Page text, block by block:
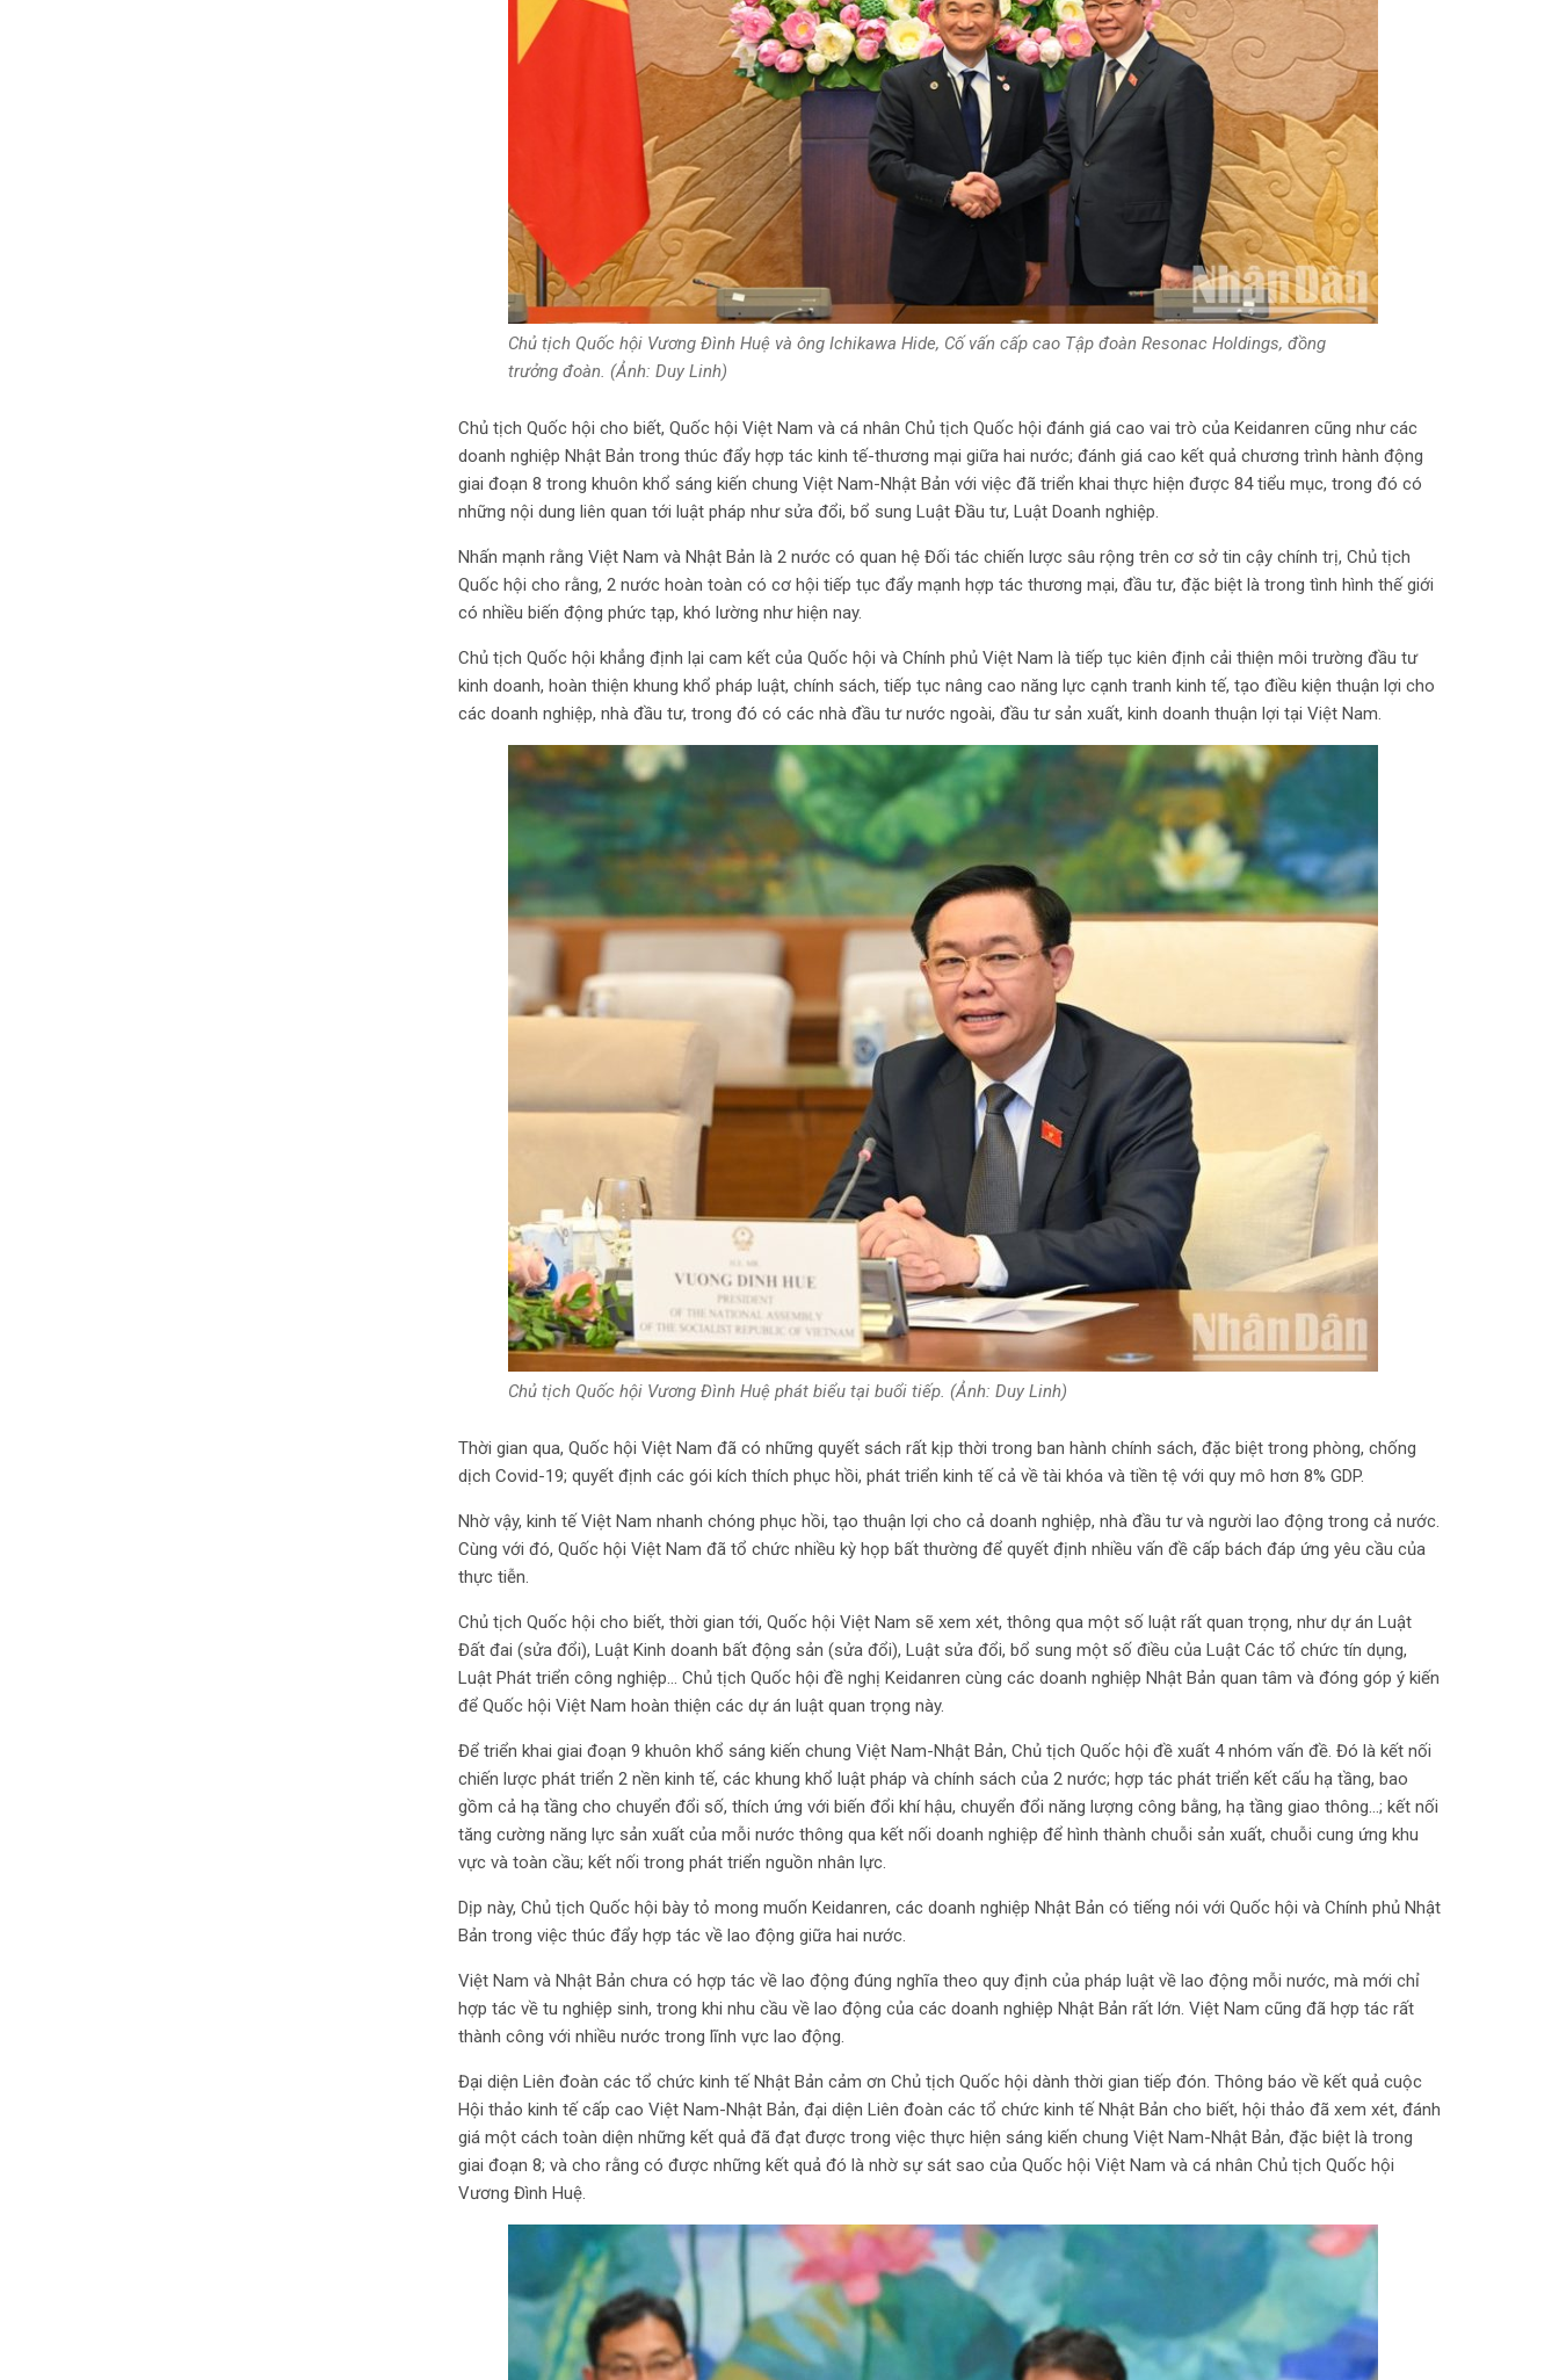
Chủ tịch Quốc hội Vương Đình Huệ và ông Ichikawa Hide, Cố vấn cấp cao Tập đoàn Resonac Holdings, đồng
trưởng đoàn. (Ảnh: Duy Linh)
Chủ tịch Quốc hội cho biết, Quốc hội Việt Nam và cá nhân Chủ tịch Quốc hội đánh giá cao vai trò của Keidanren cũng như các
doanh nghiệp Nhật Bản trong thúc đẩy hợp tác kinh tế-thương mại giữa hai nước; đánh giá cao kết quả chương trình hành động
giai đoạn 8 trong khuôn khổ sáng kiến chung Việt Nam-Nhật Bản với việc đã triển khai thực hiện được 84 tiểu mục, trong đó có
những nội dung liên quan tới luật pháp như sửa đổi, bổ sung Luật Đầu tư, Luật Doanh nghiệp.
Nhấn mạnh rằng Việt Nam và Nhật Bản là 2 nước có quan hệ Đối tác chiến lược sâu rộng trên cơ sở tin cậy chính trị, Chủ tịch
Quốc hội cho rằng, 2 nước hoàn toàn có cơ hội tiếp tục đẩy mạnh hợp tác thương mại, đầu tư, đặc biệt là trong tình hình thế giới
có nhiều biến động phức tạp, khó lường như hiện nay.
Chủ tịch Quốc hội khẳng định lại cam kết của Quốc hội và Chính phủ Việt Nam là tiếp tục kiên định cải thiện môi trường đầu tư
kinh doanh, hoàn thiện khung khổ pháp luật, chính sách, tiếp tục nâng cao năng lực cạnh tranh kinh tế, tạo điều kiện thuận lợi cho
các doanh nghiệp, nhà đầu tư, trong đó có các nhà đầu tư nước ngoài, đầu tư sản xuất, kinh doanh thuận lợi tại Việt Nam.
Chủ tịch Quốc hội Vương Đình Huệ phát biểu tại buổi tiếp. (Ảnh: Duy Linh)
Thời gian qua, Quốc hội Việt Nam đã có những quyết sách rất kịp thời trong ban hành chính sách, đặc biệt trong phòng, chống
dịch Covid-19; quyết định các gói kích thích phục hồi, phát triển kinh tế cả về tài khóa và tiền tệ với quy mô hơn 8% GDP.
Nhờ vậy, kinh tế Việt Nam nhanh chóng phục hồi, tạo thuận lợi cho cả doanh nghiệp, nhà đầu tư và người lao động trong cả nước.
Cùng với đó, Quốc hội Việt Nam đã tổ chức nhiều kỳ họp bất thường để quyết định nhiều vấn đề cấp bách đáp ứng yêu cầu của
thực tiễn.
Chủ tịch Quốc hội cho biết, thời gian tới, Quốc hội Việt Nam sẽ xem xét, thông qua một số luật rất quan trọng, như dự án Luật
Đất đai (sửa đổi), Luật Kinh doanh bất động sản (sửa đổi), Luật sửa đổi, bổ sung một số điều của Luật Các tổ chức tín dụng,
Luật Phát triển công nghiệp… Chủ tịch Quốc hội đề nghị Keidanren cùng các doanh nghiệp Nhật Bản quan tâm và đóng góp ý kiến
để Quốc hội Việt Nam hoàn thiện các dự án luật quan trọng này.
Để triển khai giai đoạn 9 khuôn khổ sáng kiến chung Việt Nam-Nhật Bản, Chủ tịch Quốc hội đề xuất 4 nhóm vấn đề. Đó là kết nối
chiến lược phát triển 2 nền kinh tế, các khung khổ luật pháp và chính sách của 2 nước; hợp tác phát triển kết cấu hạ tầng, bao
gồm cả hạ tầng cho chuyển đổi số, thích ứng với biến đổi khí hậu, chuyển đổi năng lượng công bằng, hạ tầng giao thông…; kết nối
tăng cường năng lực sản xuất của mỗi nước thông qua kết nối doanh nghiệp để hình thành chuỗi sản xuất, chuỗi cung ứng khu
vực và toàn cầu; kết nối trong phát triển nguồn nhân lực.
Dịp này, Chủ tịch Quốc hội bày tỏ mong muốn Keidanren, các doanh nghiệp Nhật Bản có tiếng nói với Quốc hội và Chính phủ Nhật
Bản trong việc thúc đẩy hợp tác về lao động giữa hai nước.
Việt Nam và Nhật Bản chưa có hợp tác về lao động đúng nghĩa theo quy định của pháp luật về lao động mỗi nước, mà mới chỉ
hợp tác về tu nghiệp sinh, trong khi nhu cầu về lao động của các doanh nghiệp Nhật Bản rất lớn. Việt Nam cũng đã hợp tác rất
thành công với nhiều nước trong lĩnh vực lao động.
Đại diện Liên đoàn các tổ chức kinh tế Nhật Bản cảm ơn Chủ tịch Quốc hội dành thời gian tiếp đón. Thông báo về kết quả cuộc
Hội thảo kinh tế cấp cao Việt Nam-Nhật Bản, đại diện Liên đoàn các tổ chức kinh tế Nhật Bản cho biết, hội thảo đã xem xét, đánh
giá một cách toàn diện những kết quả đã đạt được trong việc thực hiện sáng kiến chung Việt Nam-Nhật Bản, đặc biệt là trong
giai đoạn 8; và cho rằng có được những kết quả đó là nhờ sự sát sao của Quốc hội Việt Nam và cá nhân Chủ tịch Quốc hội
Vương Đình Huệ.